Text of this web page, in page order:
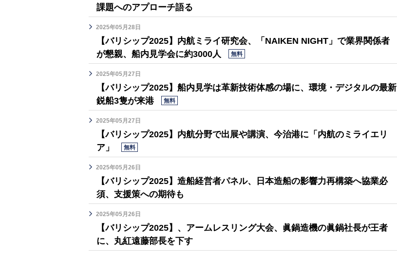
課題へのアプローチ語る
2025年05月28日
【バリシップ2025】内航ミライ研究会、「NAIKEN NIGHT」で業界関係者
が懇親、船内見学会に約3000人
無料
2025年05月27日
【バリシップ2025】船内見学は革新技術体感の場に、環境・デジタルの最新
鋭船3隻が来港
無料
2025年05月27日
【バリシップ2025】内航分野で出展や講演、今治港に「内航のミライエリ
ア」
無料
2025年05月26日
【バリシップ2025】造船経営者パネル、日本造船の影響力再構築へ協業必
須、支援策への期待も
2025年05月26日
【バリシップ2025】、アームレスリング大会、眞鍋造機の眞鍋社長が王者
に、丸紅遠藤部長を下す